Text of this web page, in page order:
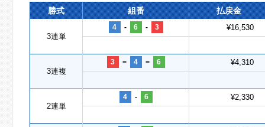
勝式 組番 払戻金
3連単
4 - 6 - 3 ¥16,530
3連複
3 = 4 = 6 ¥4,310
2連単
4 - 6 ¥2,330